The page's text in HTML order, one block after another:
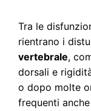
Tra le
rientrano i
vertebrale,
dorsali e
o dopo molte
frequenti